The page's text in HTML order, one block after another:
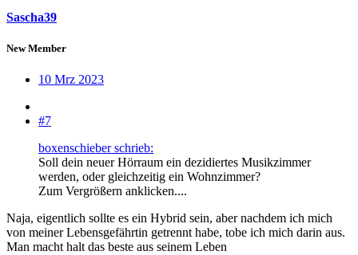
Sascha39
New Member
10 Mrz 2023
#7
boxenschieber schrieb:
Soll dein neuer Hörraum ein dezidiertes Musikzimmer
werden, oder gleichzeitig ein Wohnzimmer?
Zum Vergrößern anklicken....
Naja, eigentlich sollte es ein Hybrid sein, aber nachdem ich mich
von meiner Lebensgefährtin getrennt habe, tobe ich mich darin aus.
Man macht halt das beste aus seinem Leben